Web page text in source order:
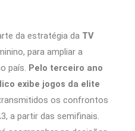
da estratégia da TV
para ampliar a
país. Pelo terceiro ano
exibe jogos da elite
os confrontos
a partir das semifinais.